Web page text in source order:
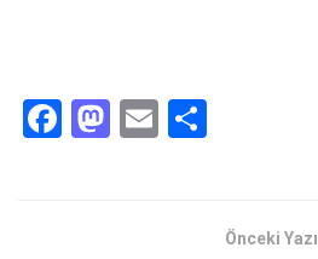
F
M E
Önceki Yazı